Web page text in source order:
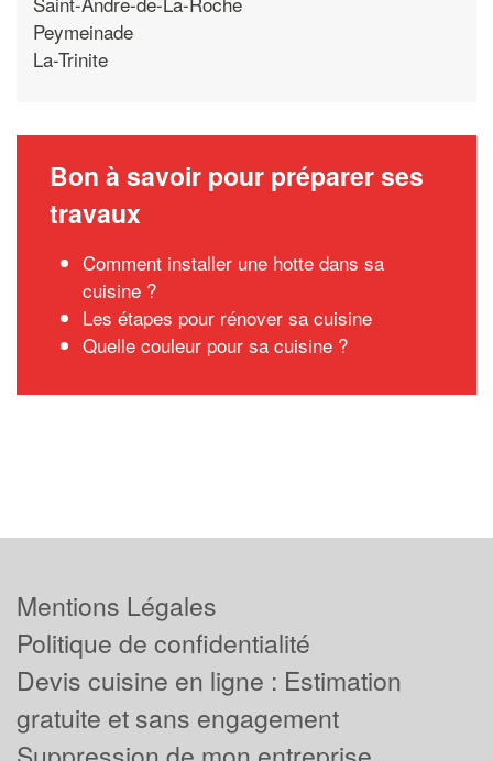
Peymeinade
La-Trinite
Bon à savoir pour préparer ses
travaux
Comment installer une hotte dans sa
cuisine ?
Les étapes pour rénover sa cuisine
Quelle couleur pour sa cuisine ?
Mentions Légales
Politique de confidentialité
Devis cuisine en ligne : Estimation
gratuite et sans engagement